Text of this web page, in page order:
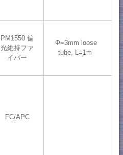
PM1550 偏
光維持ファ
イバー
Ф=3mm loose
tube, L=1m
FC/APC